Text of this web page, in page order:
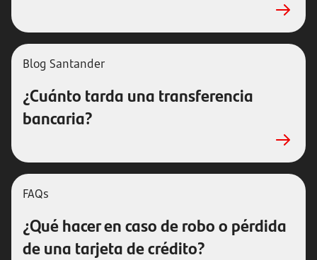
Blog Santander
¿Cuánto tarda una transferencia
bancaria?
FAQs
¿Qué hacer en caso de robo o pérdida
de una tarjeta de crédito?